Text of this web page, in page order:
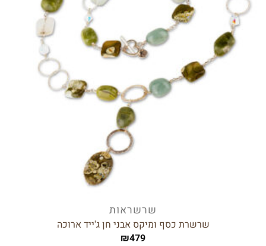
שרשראות
שרשרת כסף ומיקס אבני חן ג'ייד ארוכה
₪479